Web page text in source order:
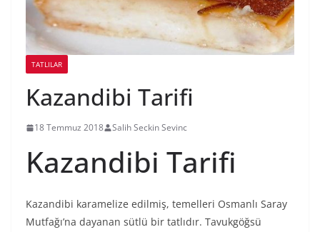
TATLILAR
Kazandibi Tarifi
18 Temmuz 2018 Salih Seckin Sevinc
Kazandibi Tarifi
Kazandibi karamelize edilmiş, temelleri Osmanlı Saray
Mutfağı’na dayanan sütlü bir tatlıdır. Tavukgöğsü